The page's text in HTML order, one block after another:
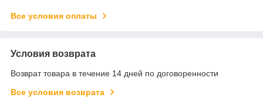
Все условия оплаты
Условия возврата
Возврат товара в течение 14 дней по договоренности
Все условия возврата